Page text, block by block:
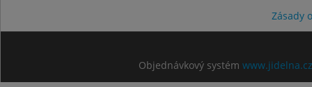
Zásady
Objednávkový systém www.jidelna.cz